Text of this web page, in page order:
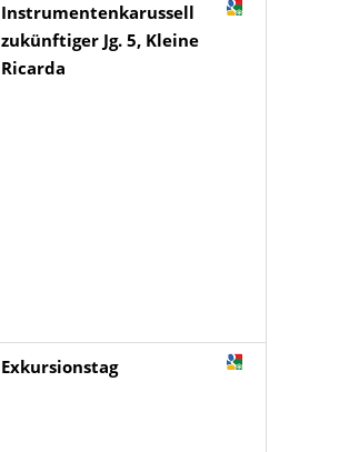
Instrumentenkarussell
zukünftiger Jg. 5, Kleine
Ricarda
Exkursionstag